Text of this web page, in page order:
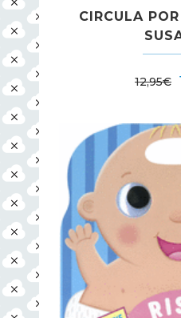
CIRCULA
12,95€